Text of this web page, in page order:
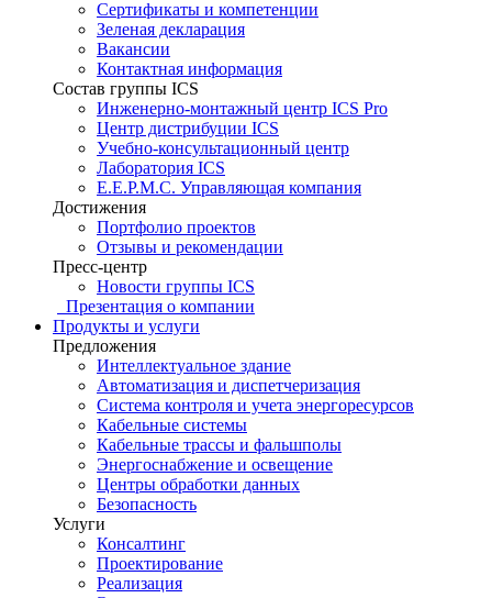
Сертификаты и компетенции
Зеленая декларация
Вакансии
Контактная информация
Состав группы ICS
Инженерно-монтажный центр ICS Pro
Центр дистрибуции ICS
Учебно-консультационный центр
Лаборатория ICS
E.E.P.M.C. Управляющая компания
Достижения
Портфолио проектов
Отзывы и рекомендации
Пресс-центр
Новости группы ICS
Презентация о компании
Продукты и услуги
Предложения
Интеллектуальное здание
Автоматизация и диспетчеризация
Система контроля и учета энергоресурсов
Кабельные системы
Кабельные трассы и фальшполы
Энергоснабжение и освещение
Центры обработки данных
Безопасность
Услуги
Консалтинг
Проектирование
Реализация